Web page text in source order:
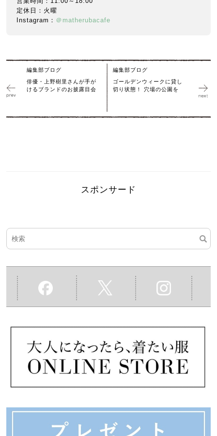
定休日：火曜
Instagram： ＠matherubacafe
編集部ブログ
俳優・上野樹里さんが手が
けるブランドのお披露目会
編集部ブログ
ゴールデンウィークに貸し
切り状態！ 穴場の公園を
スポンサード